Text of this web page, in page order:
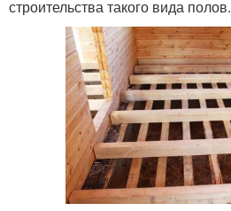
строительства такого вида полов.